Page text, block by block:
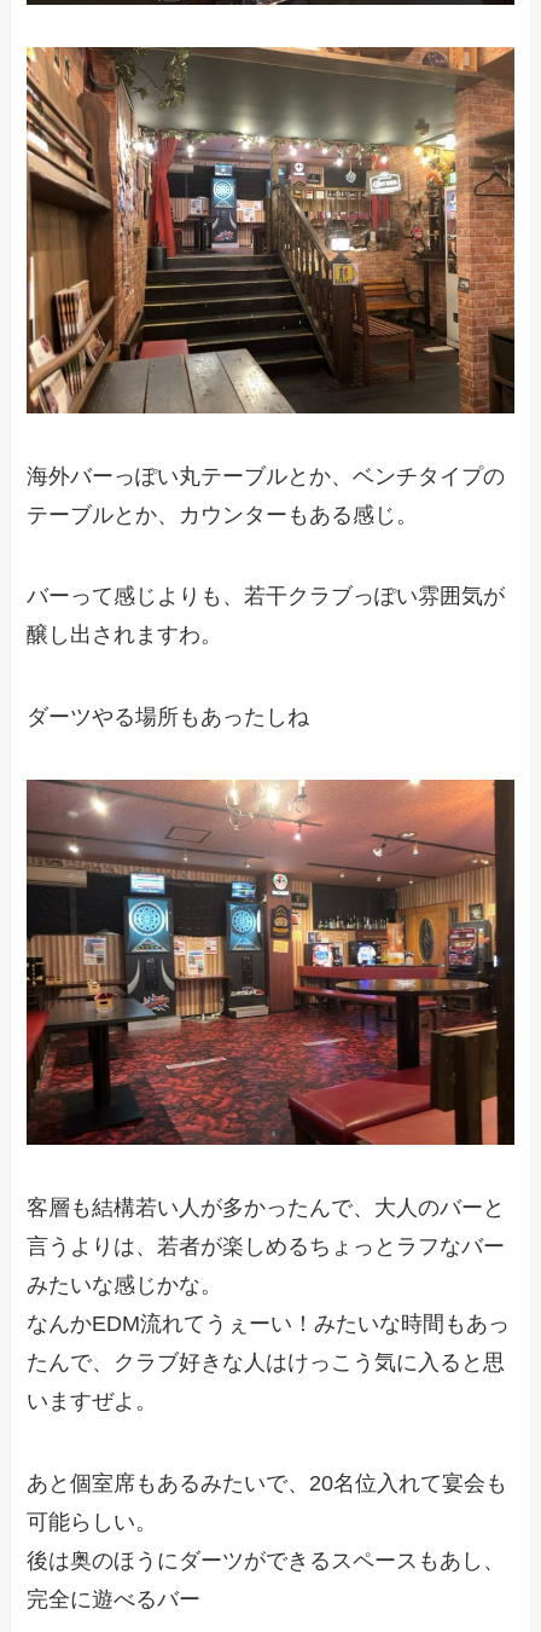
海外バーっぽい丸テーブルとか、ベンチタイプの
テーブルとか、カウンターもある感じ。
バーって感じよりも、若干クラブっぽい雰囲気が
醸し出されますわ。
ダーツやる場所もあったしね
客層も結構若い人が多かったんで、大人のバーと
言うよりは、若者が楽しめるちょっとラフなバー
みたいな感じかな。
なんかEDM流れてうぇーい！みたいな時間もあっ
たんで、クラブ好きな人はけっこう気に入ると思
いますぜよ。
あと個室席もあるみたいで、20名位入れて宴会も
可能らしい。
後は奥のほうにダーツができるスペースもあし、
完全に遊べるバー